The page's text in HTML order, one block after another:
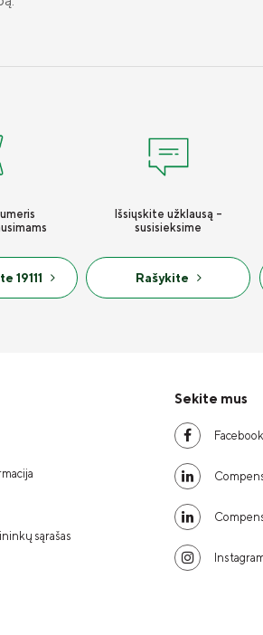
19111
Išsiųskite užklausą -
susisieksime
Rašykite
sąrašas
Sekite mus
Facebook